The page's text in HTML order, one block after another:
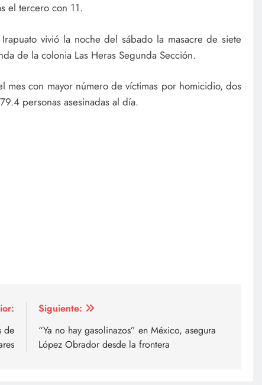
el tercero con 11.
vivió la noche del sábado la masacre de siete
de la colonia Las Heras Segunda Sección.
mes con mayor número de víctimas por homicidio, dos
personas asesinadas al día.
de
Siguiente:
“Ya no hay gasolinazos” en México, asegura
López Obrador desde la frontera